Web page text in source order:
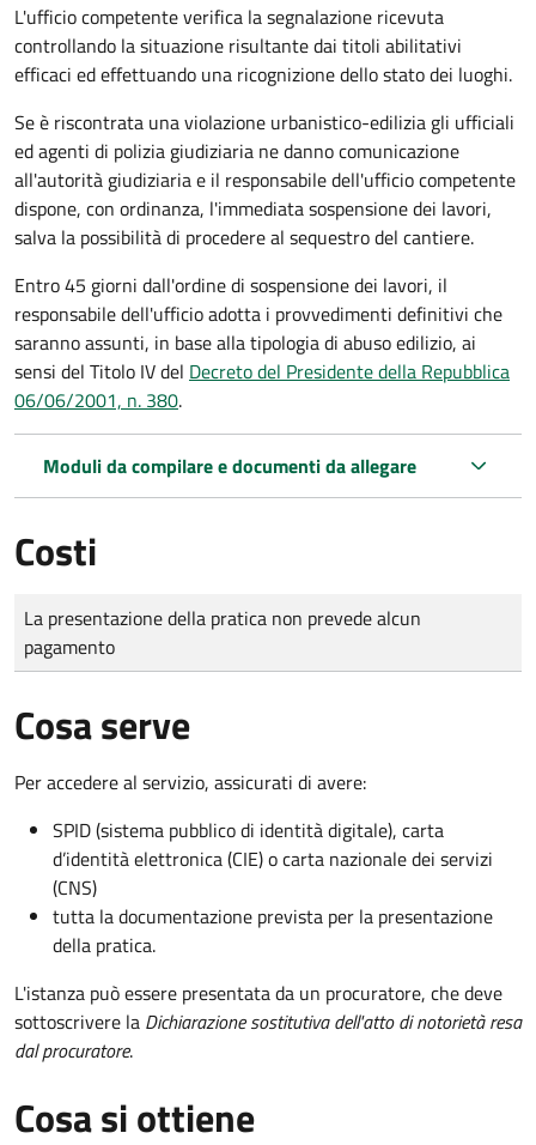
L'ufficio competente verifica la segnalazione ricevuta
controllando la situazione risultante dai titoli abilitativi
efficaci ed effettuando una ricognizione dello stato dei luoghi.
Se è riscontrata una violazione urbanistico-edilizia gli ufficiali
ed agenti di polizia giudiziaria ne danno comunicazione
all'autorità giudiziaria e il responsabile dell'ufficio competente
dispone, con ordinanza, l'immediata sospensione dei lavori,
salva la possibilità di procedere al sequestro del cantiere.
Entro 45 giorni dall'ordine di sospensione dei lavori, il
responsabile dell'ufficio adotta i provvedimenti definitivi che
saranno assunti, in base alla tipologia di abuso edilizio, ai
sensi del Titolo IV del Decreto del Presidente della Repubblica
06/06/2001, n. 380.
Moduli da compilare e documenti da allegare
Costi
Tipo di pagamento
Importo
La presentazione della pratica non prevede alcun
pagamento
Cosa serve
Per accedere al servizio, assicurati di avere:
SPID (sistema pubblico di identità digitale), carta
d’identità elettronica (CIE) o carta nazionale dei servizi
(CNS)
tutta la documentazione prevista per la presentazione
della pratica.
L'istanza può essere presentata da un procuratore, che deve
sottoscrivere la Dichiarazione sostitutiva dell'atto di notorietà resa
dal procuratore.
Cosa si ottiene